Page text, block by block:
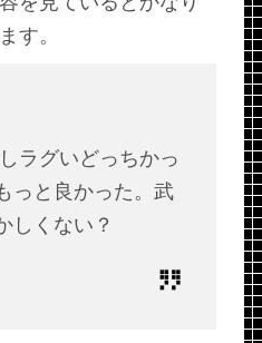
す。
ラグいどっちかっ
っと良かった。武
しくない？